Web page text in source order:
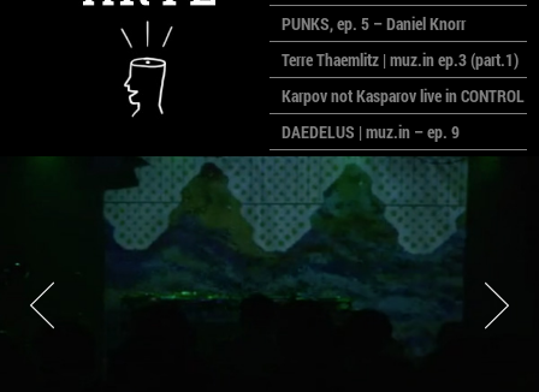
PUNKS, ep. 5 – Daniel Knorr
Terre Thaemlitz | muz.in ep.3 (part.1)
Karpov not Kasparov live in CONTROL
DAEDELUS | muz.in – ep. 9
LALELE, LALELE – prima premieră a
anului la MACAZ
CinePOLSKA – filme poloneze la
București
PEOPLE OF ROMANIA se lansează la
galeria Simeza
All Stars For Outernational